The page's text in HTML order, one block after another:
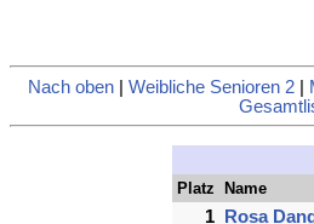
Nach oben| Weibliche Senioren 2|
Platz Name
1 Rosa